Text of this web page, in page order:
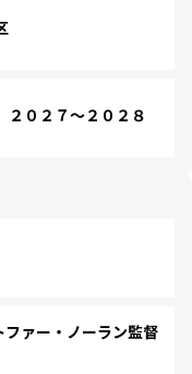
０２７～２０２８
ァー・ノーラン監督